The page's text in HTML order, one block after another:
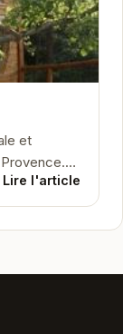
et
un
Lire l'article